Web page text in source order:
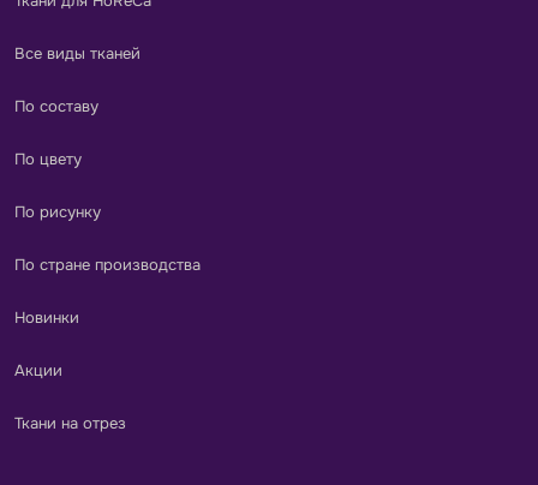
Все виды тканей
По составу
По цвету
По рисунку
По стране производства
Новинки
Акции
Ткани на отрез